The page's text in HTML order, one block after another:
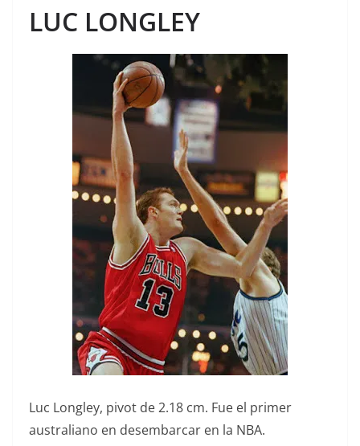
LUC LONGLEY
Luc Longley, pivot de 2.18 cm. Fue el primer
australiano en desembarcar en la NBA.